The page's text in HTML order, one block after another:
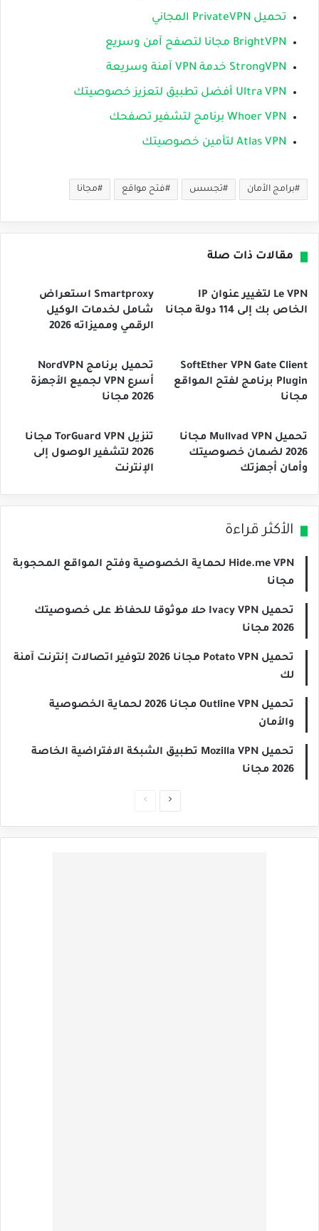
تحميل PrivateVPN المجاني
BrightVPN مجانا لتصفح آمن وسريع
StrongVPN خدمة VPN آمنة وسريعة
Ultra VPN أفضل تطبيق لتعزيز خصوصيتك
Whoer VPN برنامج لتشفير تصفحك
Atlas VPN لتأمين خصوصيتك
برامج الأمان تجسس فتح مواقع مجانا
مقالات ذات صلة
Le VPN لتغيير عنوان IP
الخاص بك إلى 114 دولة مجانا
Smartproxy استعراض
شامل لخدمات الوكيل
الرقمي ومميزاته 2026
SoftEther VPN Gate Client
Plugin برنامج لفتح المواقع
مجانا
تحميل برنامج NordVPN
أسرع VPN لجميع الأجهزة
2026 مجانا
تحميل Mullvad VPN مجانا
2026 لضمان خصوصيتك
وأمان أجهزتك
تنزيل TorGuard VPN مجانا
2026 لتشفير الوصول إلى
الإنترنت
الأكثر قراءة
Hide.me VPN لحماية الخصوصية وفتح المواقع المحجوبة
مجانا
تحميل Ivacy VPN حلا موثوقا للحفاظ على خصوصيتك
2026 مجانا
تحميل Potato VPN مجانا 2026 لتوفير اتصالات إنترنت آمنة
لك
تحميل Outline VPN مجانا 2026 لحماية الخصوصية
والأمان
تحميل Mozilla VPN تطبيق الشبكة الافتراضية الخاصة
2026 مجانا
الصفحةالصفحة